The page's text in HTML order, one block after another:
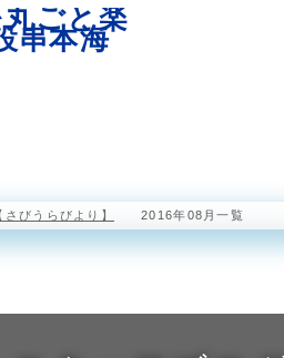
びうらびより】 2016年08月一覧